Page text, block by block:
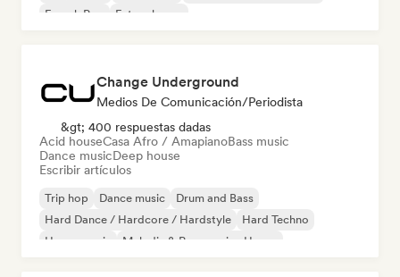
French Pop
Future house
Change Underground
Medios De Comunicación/Periodista
&gt; 400 respuestas dadas
Acid houseCasa Afro / AmapianoBass music
Dance musicDeep house
Escribir artículos
Trip hop Dance music
Drum and Bass
Hard Dance / Hardcore / Hardstyle
Hard Techno
House music
Melodic & Progressive House